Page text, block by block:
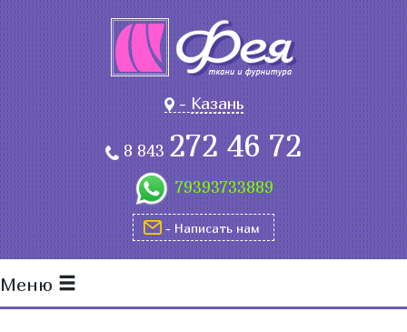
-Казань
8 843272 46 72
79393733889
- Написать нам
Меню